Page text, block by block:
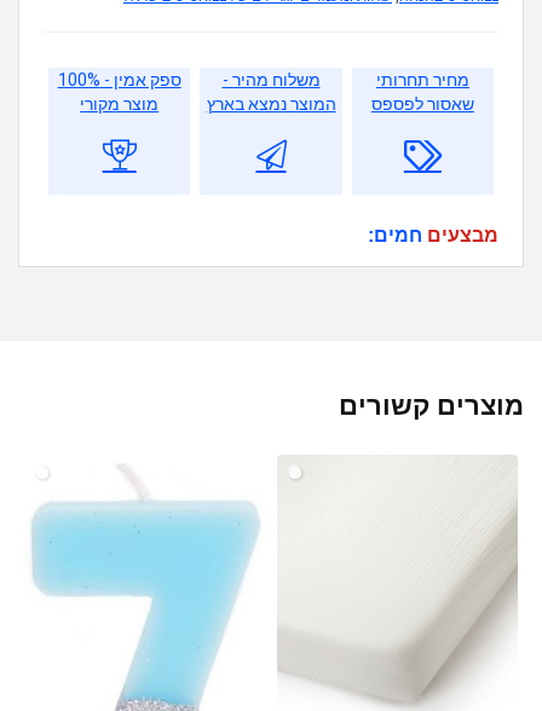
מחיר תחרותי
שאסור לפספס
משלוח מהיר -
המוצר נמצא בארץ
ספק אמין - 100%
מוצר מקורי
מבצעים חמים:
מוצרים קשורים